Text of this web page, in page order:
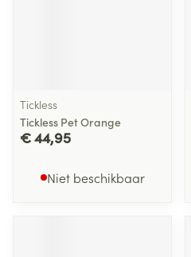
Tickless
Tickless Pet Orange
€ 44,95
Niet beschikbaar